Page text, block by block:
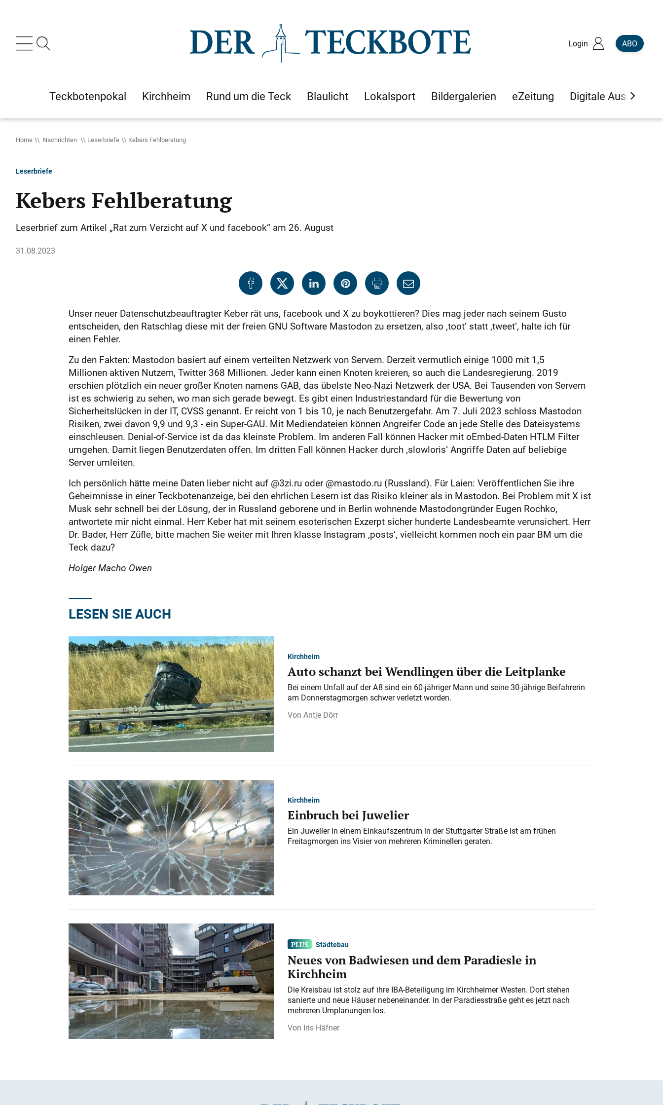
Login ABO
Teckbotenpokal Kirchheim Rund um die Teck Blaulicht Lokalsport Bildergalerien eZeitung Digitale Ausgaben
Home Nachrichten Leserbriefe Kebers Fehlberatung
Leserbriefe
Kebers Fehlberatung
Leserbrief zum Artikel „Rat zum Verzicht auf X und facebook“ am 26. August
31.08.2023
Unser neuer Datenschutzbeauftragter Keber rät uns, facebook und X zu boykottieren? Dies mag jeder nach seinem Gusto
entscheiden, den Ratschlag diese mit der freien GNU Software Mastodon zu ersetzen, also ‚toot‘ statt ‚tweet‘, halte ich für
einen Fehler.
Zu den Fakten: Mastodon basiert auf einem verteilten Netzwerk von Servern. Derzeit vermutlich einige 1000 mit 1,5
Millionen aktiven Nutzern, Twitter 368 Millionen. Jeder kann einen Knoten kreieren, so auch die Landesregierung. 2019
erschien plötzlich ein neuer großer Knoten namens GAB, das übelste Neo-Nazi Netzwerk der USA. Bei Tausenden von Servern
ist es schwierig zu sehen, wo man sich gerade bewegt. Es gibt einen Industriestandard für die Bewertung von
Sicherheitslücken in der IT, CVSS genannt. Er reicht von 1 bis 10, je nach Benutzergefahr. Am 7. Juli 2023 schloss Mastodon
Risiken, zwei davon 9,9 und 9,3 - ein Super-GAU. Mit Mediendateien können Angreifer Code an jede Stelle des Dateisystems
einschleusen. Denial-of-Service ist da das kleinste Problem. Im anderen Fall können Hacker mit oEmbed-Daten HTLM Filter
umgehen. Damit liegen Benutzerdaten offen. Im dritten Fall können Hacker durch ‚slowloris‘ Angriffe Daten auf beliebige
Server umleiten.
Ich persönlich hätte meine Daten lieber nicht auf @3zi.ru oder @mastodo.ru (Russland). Für Laien: Veröffentlichen Sie ihre
Geheimnisse in einer Teckbotenanzeige, bei den ehrlichen Lesern ist das Risiko kleiner als in Mastodon. Bei Problem mit X ist
Musk sehr schnell bei der Lösung, der in Russland geborene und in Berlin wohnende Mastodongründer Eugen Rochko,
antwortete mir nicht einmal. Herr Keber hat mit seinem esoterischen Exzerpt sicher hunderte Landesbeamte verunsichert. Herr
Dr. Bader, Herr Züfle, bitte machen Sie weiter mit Ihren klasse Instagram ‚posts‘, vielleicht kommen noch ein paar BM um die
Teck dazu?
Holger Macho Owen
LESEN SIE AUCH
Kirchheim
Auto schanzt bei Wendlingen über die Leitplanke
Bei einem Unfall auf der A 8 sind ein 60-jähriger Mann und seine 30-jährige Beifahrerin
am Donnerstagmorgen schwer verletzt worden.
Antje Dörr
Kirchheim
Einbruch bei Juwelier
Ein Juwelier in einem Einkaufszentrum in der Stuttgarter Straße ist am frühen
Freitagmorgen ins Visier von mehreren Kriminellen geraten.
Städtebau
Neues von Badwiesen und dem Paradiesle in
Kirchheim
Die Kreisbau ist stolz auf ihre IBA-Beteiligung im Kirchheimer Westen. Dort stehen
sanierte und neue Häuser nebeneinander. In der Paradiesstraße geht es jetzt nach
mehreren Umplanungen los.
Iris Häfner